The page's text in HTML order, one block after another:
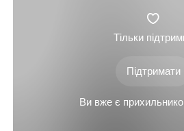
Тільки
Підтримати
Ви вже є